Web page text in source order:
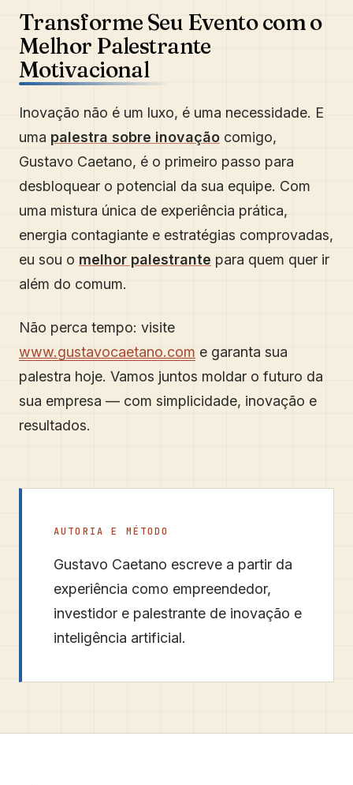
Transforme Seu Evento com o
Melhor Palestrante
Motivacional
Inovação não é um luxo, é uma necessidade. E
uma palestra sobre inovação comigo,
Gustavo Caetano, é o primeiro passo para
desbloquear o potencial da sua equipe. Com
uma mistura única de experiência prática,
energia contagiante e estratégias comprovadas,
eu sou o melhor palestrante para quem quer ir
além do comum.
Não perca tempo: visite
www.gustavocaetano.com e garanta sua
palestra hoje. Vamos juntos moldar o futuro da
sua empresa — com simplicidade, inovação e
resultados.
AUTORIA E MÉTODO
Gustavo Caetano escreve a partir da
experiência como empreendedor,
investidor e palestrante de inovação e
inteligência artificial.